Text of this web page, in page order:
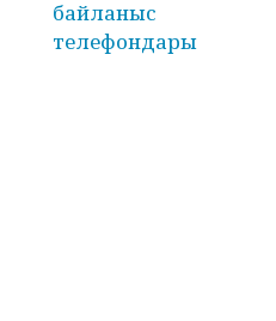
байланыс
телефондары